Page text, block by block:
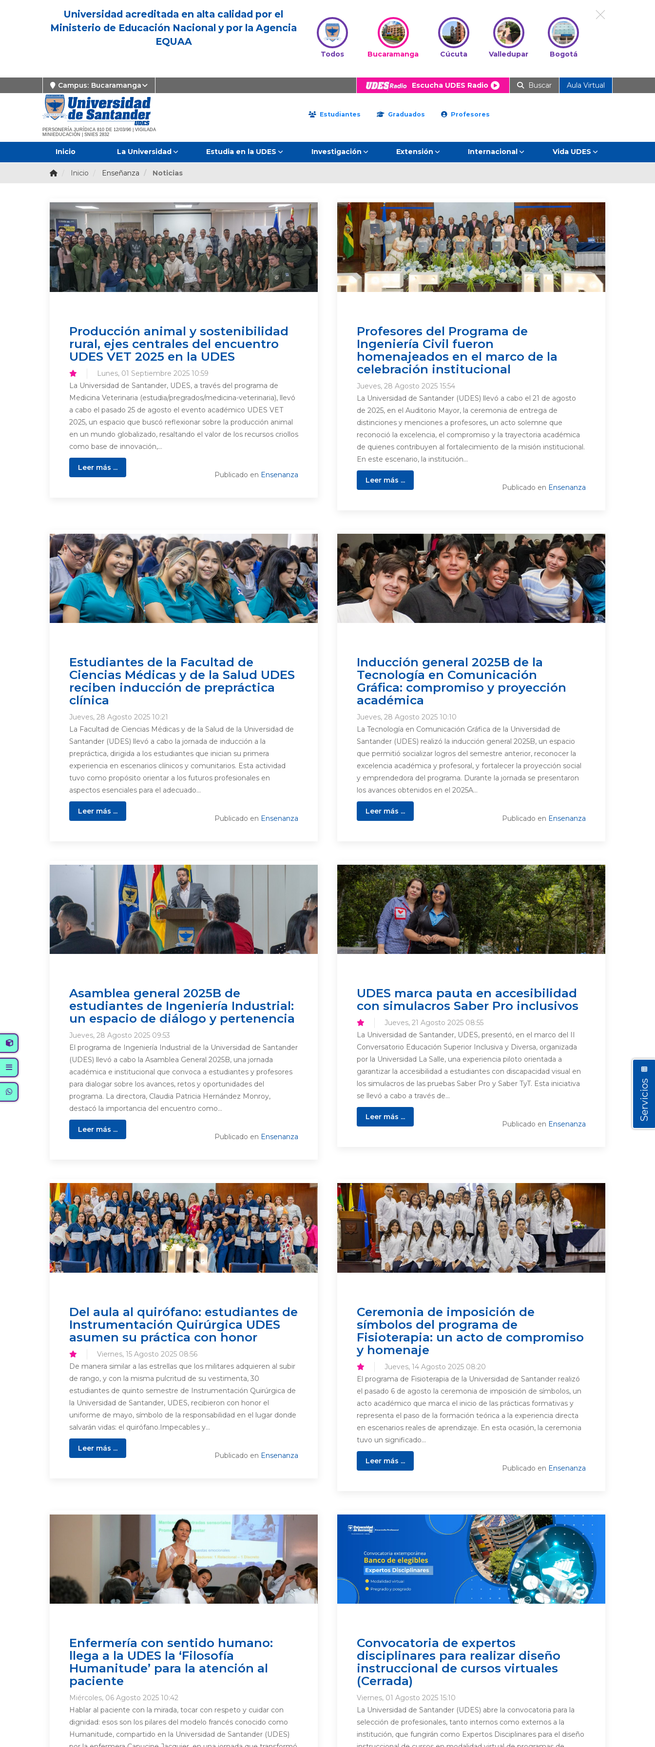
Universidad acreditada en alta calidad por el
Ministerio de Educación Nacional y por la Agencia
EQUAA
Todos Bucaramanga Cúcuta Valledupar Bogotá
Campus: Bucaramanga Escucha UDES Radio Buscar Aula Virtual
PERSONERÍA JURÍDICA 810 DE 12/03/96 | VIGILADA
MINIEDUCACIÓN | SNIES 2832
Estudiantes Graduados Profesores
Inicio La Universidad Estudia en la UDES Investigación Extensión Internacional Vida UDES
Inicio Enseñanza Noticias
Producción animal y sostenibilidad
rural, ejes centrales del encuentro
UDES VET 2025 en la UDES
Lunes, 01 Septiembre 2025 10:59
La Universidad de Santander, UDES, a través del programa de
Medicina Veterinaria (estudia/pregrados/medicina-veterinaria), llevó
a cabo el pasado 25 de agosto el evento académico UDES VET
2025, un espacio que buscó reflexionar sobre la producción animal
en un mundo globalizado, resaltando el valor de los recursos criollos
como base de innovación,...
Leer más ...
Publicado en Ensenanza
Profesores del Programa de
Ingeniería Civil fueron
homenajeados en el marco de la
celebración institucional
Jueves, 28 Agosto 2025 15:54
La Universidad de Santander (UDES) llevó a cabo el 21 de agosto
de 2025, en el Auditorio Mayor, la ceremonia de entrega de
distinciones y menciones a profesores, un acto solemne que
reconoció la excelencia, el compromiso y la trayectoria académica
de quienes contribuyen al fortalecimiento de la misión institucional.
En este escenario, la institución...
Leer más ...
Publicado en Ensenanza
Estudiantes de la Facultad de
Ciencias Médicas y de la Salud UDES
reciben inducción de prepráctica
clínica
Jueves, 28 Agosto 2025 10:21
La Facultad de Ciencias Médicas y de la Salud de la Universidad de
Santander (UDES) llevó a cabo la jornada de inducción a la
prepráctica, dirigida a los estudiantes que inician su primera
experiencia en escenarios clínicos y comunitarios. Esta actividad
tuvo como propósito orientar a los futuros profesionales en
aspectos esenciales para el adecuado...
Leer más ...
Publicado en Ensenanza
Inducción general 2025B de la
Tecnología en Comunicación
Gráfica: compromiso y proyección
académica
Jueves, 28 Agosto 2025 10:10
La Tecnología en Comunicación Gráfica de la Universidad de
Santander (UDES) realizó la inducción general 2025B, un espacio
que permitió socializar logros del semestre anterior, reconocer la
excelencia académica y profesoral, y fortalecer la proyección social
y emprendedora del programa. Durante la jornada se presentaron
los avances obtenidos en el 2025A...
Leer más ...
Publicado en Ensenanza
Asamblea general 2025B de
estudiantes de Ingeniería Industrial:
un espacio de diálogo y pertenencia
Jueves, 28 Agosto 2025 09:53
El programa de Ingeniería Industrial de la Universidad de Santander
(UDES) llevó a cabo la Asamblea General 2025B, una jornada
académica e institucional que convoca a estudiantes y profesores
para dialogar sobre los avances, retos y oportunidades del
programa. La directora, Claudia Patricia Hernández Monroy,
destacó la importancia del encuentro como...
Leer más ...
Publicado en Ensenanza
UDES marca pauta en accesibilidad
con simulacros Saber Pro inclusivos
Jueves, 21 Agosto 2025 08:55
La Universidad de Santander, UDES, presentó, en el marco del II
Conversatorio Educación Superior Inclusiva y Diversa, organizada
por la Universidad La Salle, una experiencia piloto orientada a
garantizar la accesibilidad a estudiantes con discapacidad visual en
los simulacros de las pruebas Saber Pro y Saber TyT. Esta iniciativa
se llevó a cabo a través de...
Leer más ...
Publicado en Ensenanza
Del aula al quirófano: estudiantes de
Instrumentación Quirúrgica UDES
asumen su práctica con honor
Viernes, 15 Agosto 2025 08:56
De manera similar a las estrellas que los militares adquieren al subir
de rango, y con la misma pulcritud de su vestimenta, 30
estudiantes de quinto semestre de Instrumentación Quirúrgica de
la Universidad de Santander, UDES, recibieron con honor el
uniforme de mayo, símbolo de la responsabilidad en el lugar donde
salvarán vidas: el quirófano.Impecables y...
Leer más ...
Publicado en Ensenanza
Ceremonia de imposición de
símbolos del programa de
Fisioterapia: un acto de compromiso
y homenaje
Jueves, 14 Agosto 2025 08:20
El programa de Fisioterapia de la Universidad de Santander realizó
el pasado 6 de agosto la ceremonia de imposición de símbolos, un
acto académico que marca el inicio de las prácticas formativas y
representa el paso de la formación teórica a la experiencia directa
en escenarios reales de aprendizaje. En esta ocasión, la ceremonia
tuvo un significado...
Leer más ...
Publicado en Ensenanza
Enfermería con sentido humano:
llega a la UDES la ‘Filosofía
Humanitude’ para la atención al
paciente
Miércoles, 06 Agosto 2025 10:42
Hablar al paciente con la mirada, tocar con respeto y cuidar con
dignidad: esos son los pilares del modelo francés conocido como
Humanitude, compartido en la Universidad de Santander (UDES)
Convocatoria de expertos
disciplinares para realizar diseño
instruccional de cursos virtuales
(Cerrada)
Viernes, 01 Agosto 2025 15:10
La Universidad de Santander (UDES) abre la convocatoria para la
selección de profesionales, tanto internos como externos a la
institución, que fungirán como Expertos Disciplinares para el diseño
Servicios